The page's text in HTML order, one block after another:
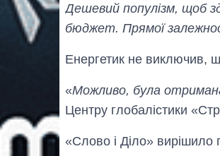
Дешевий популізм, щоб
бюджет. Прямої
Енергетик не виключив,
«Можливо, була
Центру глобалістики
«Слово і Діло» вирішило